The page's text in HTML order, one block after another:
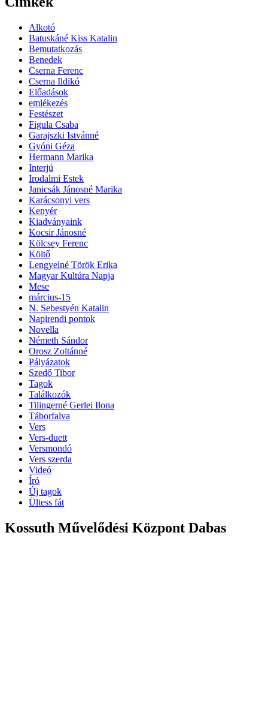
Alkotó
Batuskáné Kiss Katalin
Bemutatkozás
Benedek
Cserna Ferenc
Cserna Ildikó
Előadások
emlékezés
Festészet
Figula Csaba
Garajszki Istvánné
Gyóni Géza
Hermann Marika
Interjú
Irodalmi Estek
Janicsák Jánosné Marika
Karácsonyi vers
Kenyér
Kiadványaink
Kocsir Jánosné
Kölcsey Ferenc
Költő
Lengyelné Török Erika
Magyar Kultúra Napja
Mese
március-15
N. Sebestyén Katalin
Napirendi pontok
Novella
Németh Sándor
Orosz Zoltánné
Pályázatok
Szedő Tibor
Tagok
Találkozók
Tilingerné Gerlei Ilona
Táborfalva
Vers
Vers-duett
Versmondó
Vers szerda
Videó
Író
Új tagok
Ültess fát
Kossuth Művelődési Központ Dabas